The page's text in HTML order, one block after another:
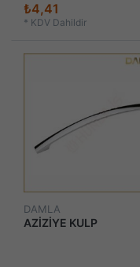
₺4,41
* KDV Dahildir
DAMLA
AZİZİYE KULP